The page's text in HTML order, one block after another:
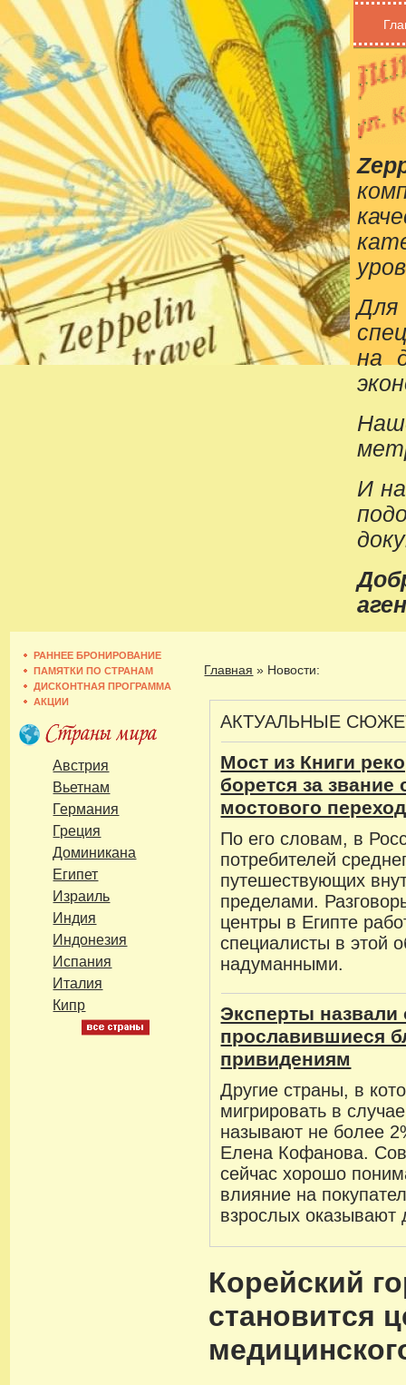
на
И
РАННЕЕ БРОНИРОВАНИЕ
ПАМЯТКИ ПО СТРАНАМ
ДИСКОНТНАЯ ПРОГРАММА
АКЦИИ
Австрия
Вьетнам
Германия
Греция
Доминикана
Египет
Израиль
Индия
Индонезия
Испания
Италия
Кипр
Главная » Новости:
АКТУАЛЬНЫЕ
Мост из Книги
борется за звание
мостового
По его словам, в
потребителей
путешествующих
пределами.
центры в Египте
специалисты в этой
надуманными.
Эксперты назвали
прославившиеся
привидениям
Другие страны, в
мигрировать в
называют не более
Елена Кофанова.
сейчас хорошо
влияние на
взрослых оказывают
Корейский
становится